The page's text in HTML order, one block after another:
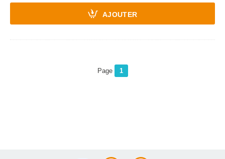
AJOUTER
Page 1